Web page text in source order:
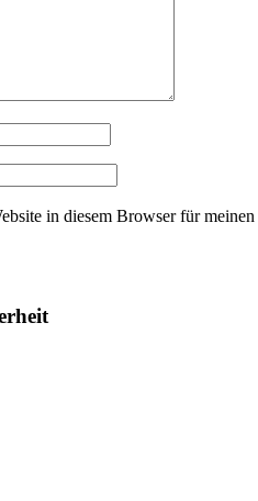
in diesem Browser für meinen